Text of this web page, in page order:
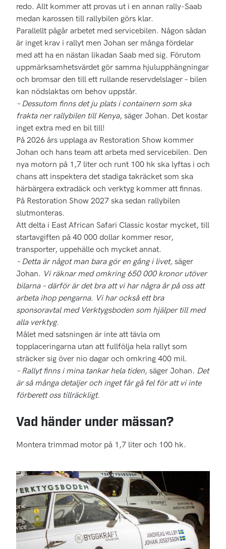
redo. Allt kommer att provas ut i en annan rally-Saab
medan karossen till rallybilen görs klar.
Parallellt pågår arbetet med servicebilen. Någon sådan
är inget krav i rallyt men Johan ser många fördelar
med att ha en nästan likadan Saab med sig. Förutom
uppmärksamhetsvärdet gör samma hjulupphängningar
och bromsar den till ett rullande reservdelslager – bilen
kan nödslaktas om behov uppstår.
– Dessutom finns det ju plats i containern som ska
frakta ner rallybilen till Kenya, säger Johan. Det kostar
inget extra med en bil till!
På 2026 års upplaga av Restoration Show kommer
Johan och hans team att arbeta med servicebilen. Den
nya motorn på 1,7 liter och runt 100 hk ska lyftas i och
chans att inspektera det stadiga takräcket som ska
härbärgera extradäck och verktyg kommer att finnas.
På Restoration Show 2027 ska sedan rallybilen
slutmonteras.
Att delta i East African Safari Classic kostar mycket, till
startavgiften på 40 000 dollar kommer resor,
transporter, uppehälle och mycket annat.
– Detta är något man bara gör en gång i livet, säger
Johan. Vi räknar med omkring 650 000 kronor utöver
bilarna – därför är det bra att vi har några år på oss att
arbeta ihop pengarna. Vi har också ett bra
sponsoravtal med Verktygsboden som hjälper till med
alla verktyg.
Målet med satsningen är inte att tävla om
topplaceringarna utan att fullfölja hela rallyt som
sträcker sig över nio dagar och omkring 400 mil.
– Rallyt finns i mina tankar hela tiden, säger Johan. Det
är så många detaljer och inget får gå fel för att vi inte
förberett oss tillräckligt.
Vad händer under mässan?
Montera trimmad motor på 1,7 liter och 100 hk.